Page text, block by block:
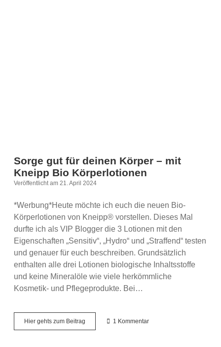
Sorge gut für deinen Körper – mit
Kneipp Bio Körperlotionen
Veröffentlicht am 21. April 2024
*Werbung*Heute möchte ich euch die neuen Bio-
Körperlotionen von Kneipp® vorstellen. Dieses Mal
durfte ich als VIP Blogger die 3 Lotionen mit den
Eigenschaften „Sensitiv“, „Hydro“ und „Straffend“ testen
und genauer für euch beschreiben. Grundsätzlich
enthalten alle drei Lotionen biologische Inhaltsstoffe
und keine Mineralöle wie viele herkömmliche
Kosmetik- und Pflegeprodukte. Bei…
Hier gehts zum Beitrag
gut
1 Kommentar